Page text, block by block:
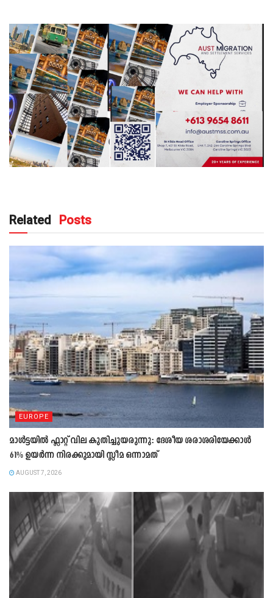
Related Posts
EUROPE
മാൾട്ടയിൽ ഫ്ലാറ്റ് വില കുതിച്ചുയരുന്നു: ദേശീയ ശരാശരിയേക്കാൾ
61% ഉയർന്ന നിരക്കുമായി സ്ലീമ ഒന്നാമത്
AUGUST 7, 2026